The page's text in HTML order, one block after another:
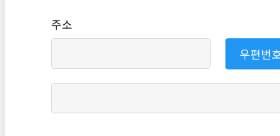
주소
우편번